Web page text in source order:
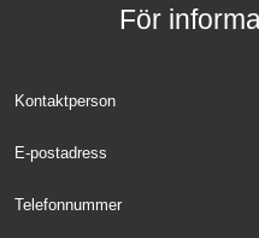
För
Kontaktperson
E-postadress
Telefonnummer